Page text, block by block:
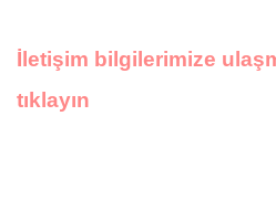
İletişim bilgilerimize
tıklayın